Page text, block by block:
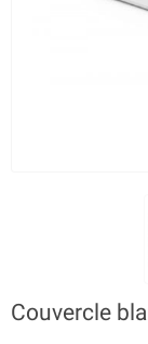
Couvercle